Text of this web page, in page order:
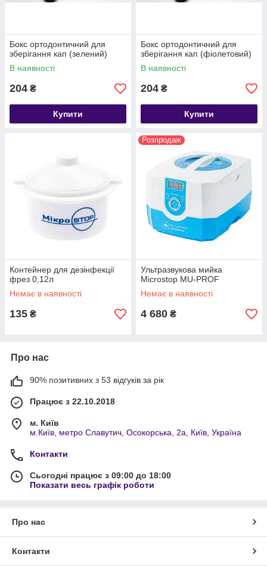
Бокс ортодонтичний для
зберігання кап (зелений)
В наявності
204 ₴
Купити
Бокс ортодонтичний для
зберігання кап (фіолетовий)
В наявності
204 ₴
Купити
Контейнер для дезінфекції
фрез 0,12л
Немає в наявності
135 ₴
Розпродаж
Ультразвукова мийка
Microstop MU-PROF
Немає в наявності
4 680 ₴
Про нас
90% позитивних з 53 відгуків за рік
Працює з 22.10.2018
м. Київ
м.Київ, метро Славутич, Осокорська, 2а, Київ, Україна
Контакти
Сьогодні працює з 09:00 до 18:00
Показати весь графік роботи
Про нас
Контакти